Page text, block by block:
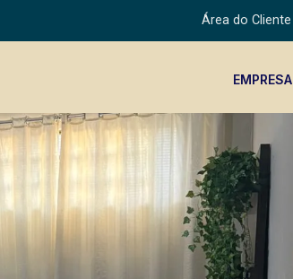
Área do Cliente
EMPRESA